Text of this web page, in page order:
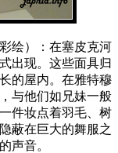
绘）：在塞皮克河
出现。这些面具归
的屋内。在雅特穆
与他们如兄妹一般
件妆点着羽毛、树
蔽在巨大的舞服之
声音。